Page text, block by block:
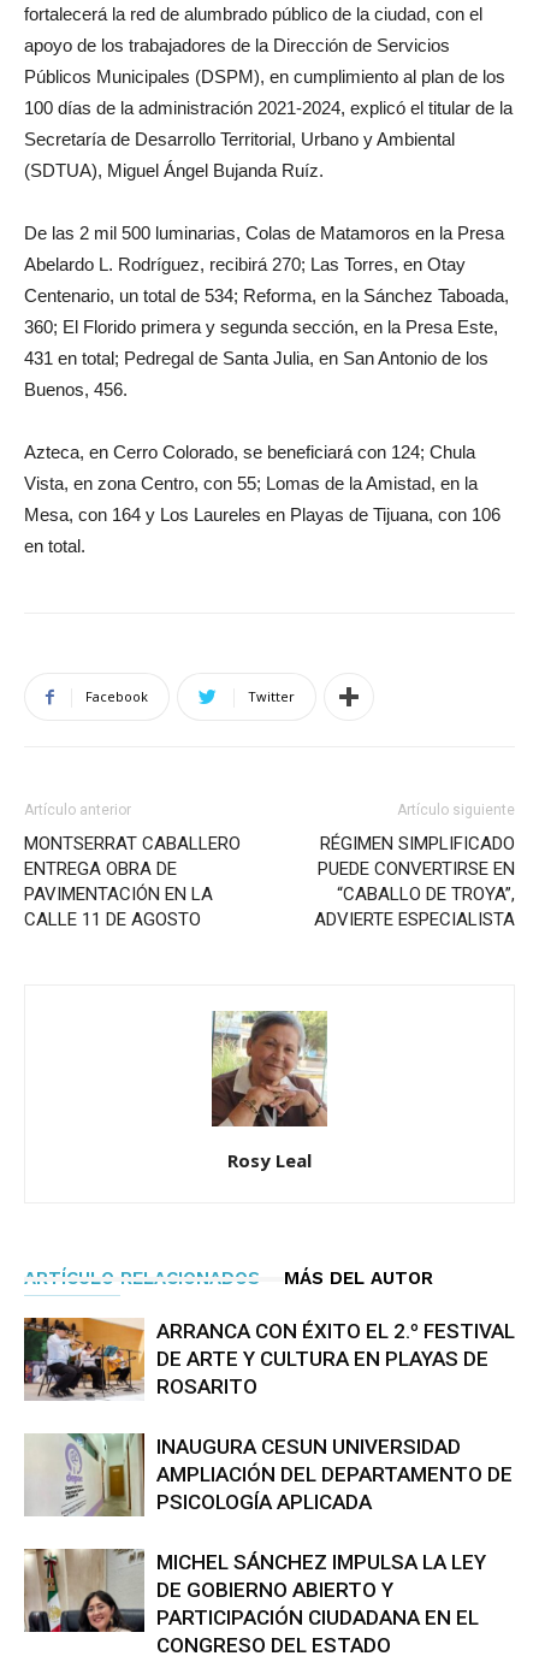
fortalecerá la red de alumbrado público de la ciudad, con el
apoyo de los trabajadores de la Dirección de Servicios
Públicos Municipales (DSPM), en cumplimiento al plan de los
100 días de la administración 2021-2024, explicó el titular de la
Secretaría de Desarrollo Territorial, Urbano y Ambiental
(SDTUA), Miguel Ángel Bujanda Ruíz.
De las 2 mil 500 luminarias, Colas de Matamoros en la Presa
Abelardo L. Rodríguez, recibirá 270; Las Torres, en Otay
Centenario, un total de 534; Reforma, en la Sánchez Taboada,
360; El Florido primera y segunda sección, en la Presa Este,
431 en total; Pedregal de Santa Julia, en San Antonio de los
Buenos, 456.
Azteca, en Cerro Colorado, se beneficiará con 124; Chula
Vista, en zona Centro, con 55; Lomas de la Amistad, en la
Mesa, con 164 y Los Laureles en Playas de Tijuana, con 106
en total.
Facebook Twitter
Artículo anterior
MONTSERRAT CABALLERO
ENTREGA OBRA DE
PAVIMENTACIÓN EN LA
CALLE 11 DE AGOSTO
Artículo siguiente
RÉGIMEN SIMPLIFICADO
PUEDE CONVERTIRSE EN
“CABALLO DE TROYA”,
ADVIERTE ESPECIALISTA
Rosy Leal
ARTÍCULO RELACIONADOS MÁS DEL AUTOR
ARRANCA CON ÉXITO EL 2.º FESTIVAL
DE ARTE Y CULTURA EN PLAYAS DE
ROSARITO
INAUGURA CESUN UNIVERSIDAD
AMPLIACIÓN DEL DEPARTAMENTO DE
PSICOLOGÍA APLICADA
MICHEL SÁNCHEZ IMPULSA LA LEY
DE GOBIERNO ABIERTO Y
PARTICIPACIÓN CIUDADANA EN EL
CONGRESO DEL ESTADO